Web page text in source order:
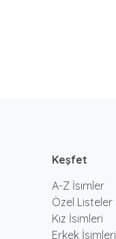
Keşfet
A-Z İsimler
Özel Listeler
Kız İsimleri
Erkek İsimleri